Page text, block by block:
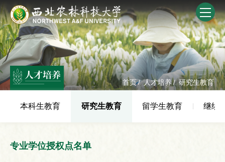
人才培养
首页/ 人才培养/ 研究生教育
本科生教育 研究生教育 留学生教育 继续
专业学位授权点名单